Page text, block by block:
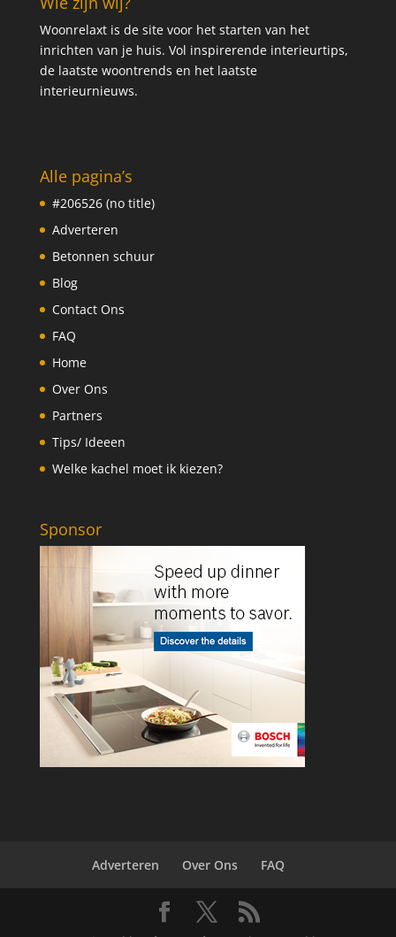
Woonrelaxt is de site voor het starten van het
inrichten van je huis. Vol inspirerende interieurtips,
de laatste woontrends en het laatste
interieurnieuws.
Alle pagina’s
#206526 (no title)
Adverteren
Betonnen schuur
Blog
Contact Ons
FAQ
Home
Over Ons
Partners
Tips/ Ideeen
Welke kachel moet ik kiezen?
Sponsor
Adverteren Over Ons FAQ